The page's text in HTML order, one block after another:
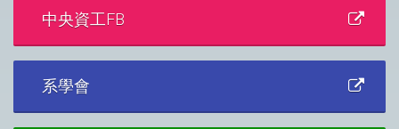
中央資工FB
系學會